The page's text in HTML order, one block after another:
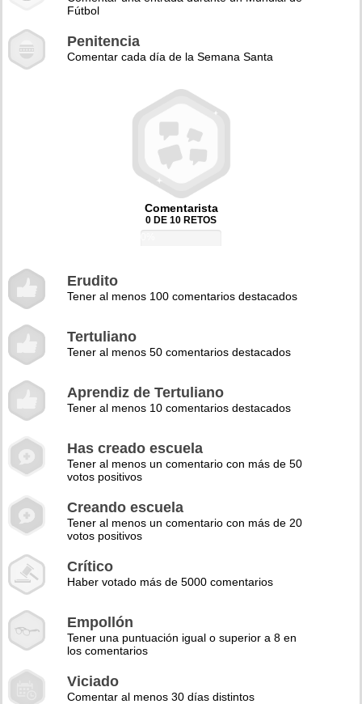
Fútbol
Penitencia
Comentar cada día de la Semana Santa
Comentarista
0 DE 10 RETOS
Erudito
Tener al menos 100 comentarios destacados
Tertuliano
Tener al menos 50 comentarios destacados
Aprendiz de Tertuliano
Tener al menos 10 comentarios destacados
Has creado escuela
Tener al menos un comentario con más de 50
votos positivos
Creando escuela
Tener al menos un comentario con más de 20
votos positivos
Crítico
Haber votado más de 5000 comentarios
Empollón
Tener una puntuación igual o superior a 8 en
los comentarios
Viciado
Comentar al menos 30 días distintos